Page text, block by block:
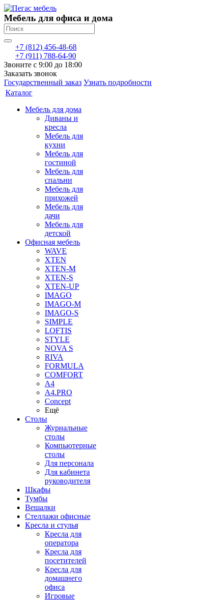
Мебель для офиса и дома
+7 (812) 456-48-68
+7 (911) 788-64-90
Звоните с 9:00 до 18:00
Заказать звонок
Государственный заказ Узнать подробности
Каталог
Мебель для дома
Диваны и
кресла
Мебель для
кухни
Мебель для
гостиной
Мебель для
спальни
Мебель для
прихожей
Мебель для
дачи
Мебель для
детской
Офисная мебель
WAVE
XTEN
XTEN-M
XTEN-S
XTEN-UP
IMAGO
IMAGO-M
IMAGO-S
SIMPLE
LOFTIS
STYLE
NOVA S
RIVA
FORMULA
COMFORT
A4
A4.PRO
Concept
Ещё
Столы
Журнальные
столы
Компьютерные
столы
Для персонала
Для кабинета
руководителя
Шкафы
Тумбы
Вешалки
Стеллажи офисные
Кресла и стулья
Кресла для
оператора
Кресла для
посетителей
Кресла для
домашнего
офиса
Игровые